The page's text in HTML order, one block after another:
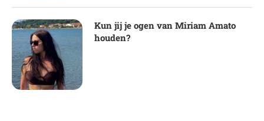
Kun jij je ogen van Miriam Amato
houden?